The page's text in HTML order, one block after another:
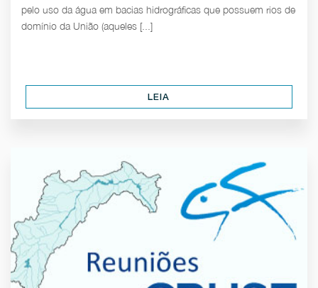
pelo uso da água em bacias hidrográficas que possuem rios de
domínio da União (aqueles [...]
LEIA